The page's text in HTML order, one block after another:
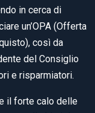
in cerca di
un’OPA (Offerta
così da
del Consiglio
e risparmiatori.
il forte calo delle